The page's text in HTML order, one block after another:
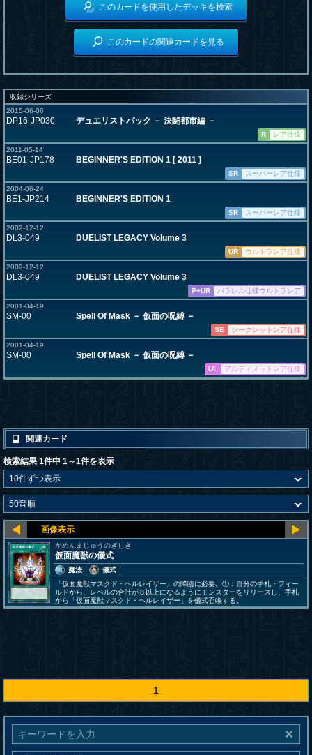
このカードを使用したデッキを検索
このカードの関連カードを見る
収録シリーズ
2015-06-06
DP16-JP030 デュエリストパック － 決闘都市編 －
R
レア仕様
2011-05-14
BE01-JP178 BEGINNER'S EDITION 1 [ 2011 ]
SR
スーパーレア仕様
2004-06-24
BE1-JP214 BEGINNER'S EDITION 1
SR
スーパーレア仕様
2002-12-12
DL3-049 DUELIST LEGACY Volume 3
UR
ウルトラレア仕様
2002-12-12
DL3-049 DUELIST LEGACY Volume 3
P+UR
パラレル仕様ウルトラレア
2001-04-19
SM-00 Spell Of Mask － 仮面の呪縛 －
SE
シークレットレア仕様
2001-04-19
SM-00 Spell Of Mask － 仮面の呪縛 －
UL アルティメットレア仕様
関連カード
検索結果 1件中 1～1件を表示
かめんまじゅうのぎしき
仮面魔獣の儀式
魔法
儀式
「仮面魔獣マスクド・ヘルレイザー」の降臨に必要。①：自分の手札・フィー
ルドから、レベルの合計が８以上になるようにモンスターをリリースし、手札
から「仮面魔獣マスクド・ヘルレイザー」を儀式召喚する。
1